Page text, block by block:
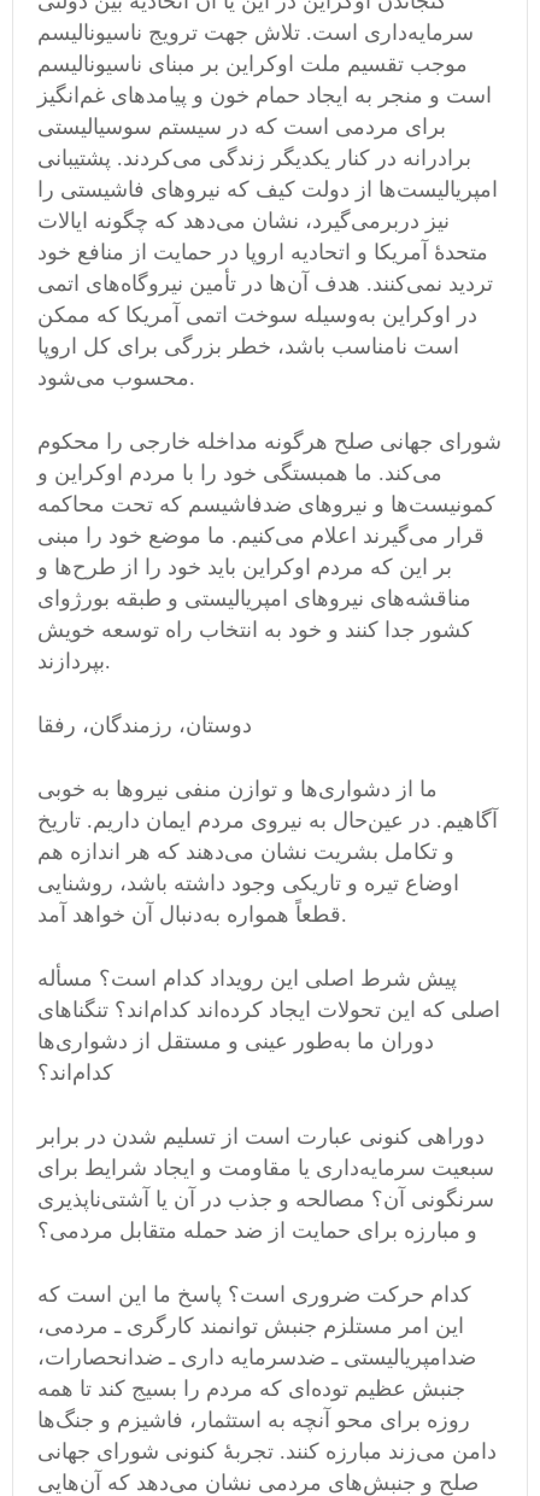
سرمایه‌داری است. تلاش جهت ترویج ناسیونالیسم
موجب تقسیم ملت اوکراین بر مبنای ناسیونالیسم
است و منجر به ایجاد حمام خون و پیامد‌های غم‌انگیز
برای مردمی‌ است که در سیستم سوسیالیستی
برادرانه در کنار یکدیگر زندگی می‌کردند. پشتیبانی
امپریالیست‌ها از دولت کیف که نیروهای فاشیستی را
نیز دربرمی‌گیرد، نشان می‌دهد که چگونه ایالات
متحدهٔ آمریکا و اتحادیه اروپا در حمایت از منافع خود
تردید نمی‌کنند. هدف آن‌ها در تأمین نیروگاه‌های اتمی‌
در اوکراین به‌وسیله سوخت اتمی‌ آمریکا که ممکن
است نامناسب باشد، خطر بزرگی برای کل اروپا
محسوب می‌شود.
شورای جهانی صلح هرگونه مداخله خارجی را محکوم
می‌کند. ما همبستگی خود را با مردم اوکراین و
کمونیست‌ها و نیروهای ضدفاشیسم که تحت محاکمه
قرار می‌گیرند اعلام می‌کنیم. ما موضع خود را مبنی
بر این که مردم اوکراین باید خود را از طرح‌ها و
مناقشه‌های نیروهای امپریالیستی و طبقه بورژوای
کشور جدا کنند و خود به انتخاب راه توسعه خویش
بپردازند.
دوستان، رزمندگان، رفقا
ما از دشواری‌ها و توازن منفی نیروها به خوبی
آگاهیم. در عین‌حال به نیروی مردم ایمان داریم. تاریخ
و تکامل بشریت نشان می‌دهند که هر اندازه هم
اوضاع تیره و تاریکی وجود داشته باشد، روشنایی
قطعاً همواره به‌دنبال آن خواهد آمد.
پیش شرط اصلی این رویداد کدام است؟ مسأله
اصلی که این تحولات ایجاد کرده‌اند کدام‌اند؟ تنگناهای
دوران ما به‌طور عینی و مستقل از دشواری‌ها
کدام‌اند؟
دوراهی کنونی عبارت است از تسلیم شدن در برابر
سبعیت سرمایه‌داری یا مقاومت و ایجاد شرایط برای
سرنگونی آن؟ مصالحه و جذب در آن یا آشتی‌ناپذیری
و مبارزه برای حمایت از ضد حمله متقابل مردمی؟
کدام حرکت ضروری است؟ پاسخ ما این است که
این امر مستلزم جنبش توانمند کارگری ـ مردمی‌،
ضدامپریالیستی ـ ضدسرمایه داری ـ ضدانحصارات،
جنبش عظیم توده‌ای که مردم را بسیج کند تا همه
روزه برای محو آنچه به استثمار، فاشیزم و جنگ‌ها
دامن می‌زند مبارزه کنند. تجربهٔ کنونی شورای جهانی
صلح و جنبش‌های مردمی‌ نشان می‌دهد که آن‌هایی